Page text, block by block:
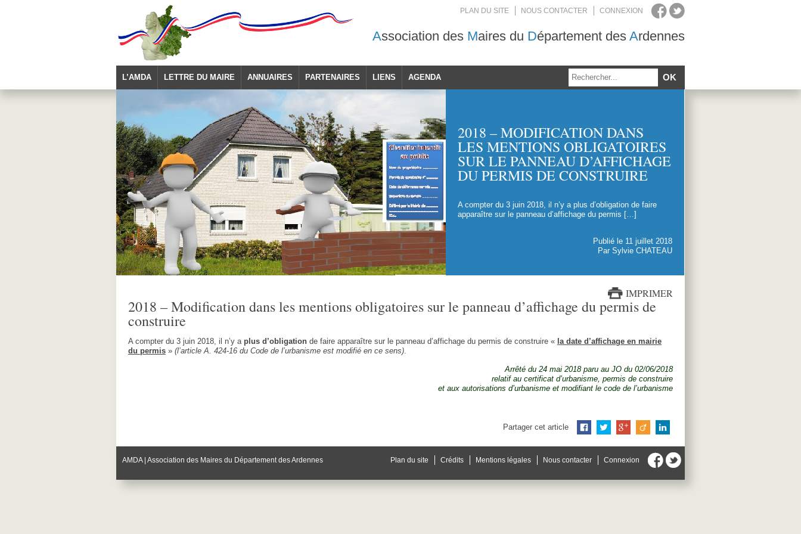
PLAN DU SITE NOUS CONTACTER CONNEXION
Association des Maires du Département des Ardennes
L’AMDA LETTRE DU MAIRE ANNUAIRES PARTENAIRES LIENS AGENDA
2018 – MODIFICATION DANS
LES MENTIONS OBLIGATOIRES
SUR LE PANNEAU D’AFFICHAGE
DU PERMIS DE CONSTRUIRE
A compter du 3 juin 2018, il n’y a plus d’obligation de faire
apparaître sur le panneau d’affichage du permis […]
Publié le 11 juillet 2018
Par Sylvie CHATEAU
IMPRIMER
2018 – Modification dans les mentions obligatoires sur le panneau d’affichage du permis de
construire
A compter du 3 juin 2018, il n’y a plus d’obligation de faire apparaître sur le panneau d’affichage du permis de construire « la date d’affichage en mairie
du permis » (l’article A. 424-16 du Code de l’urbanisme est modifié en ce sens).
Arrêté du 24 mai 2018 paru au JO du 02/06/2018
relatif au certificat d’urbanisme, permis de construire
et aux autorisations d’urbanisme et modifiant le code de l’urbanisme
Partager cet article
AMDA | Association des Maires du Département des Ardennes Plan du site Crédits Mentions légales Nous contacter Connexion